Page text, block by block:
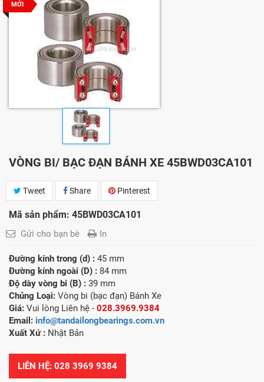
MỚI
VÒNG BI/ BẠC ĐẠN BÁNH XE 45BWD03CA101
Tweet Share Pinterest
Mã sản phẩm: 45BWD03CA101
Gửi cho bạn bè In
Đường kính trong (d) : 45 mm
Đường kính ngoài (D) : 84 mm
Độ dày vòng bi (B) : 39 mm
Chủng Loại: Vòng bi (bạc đạn) Bánh Xe
Giá: Vui lòng Liên hệ - 028.3969.9384
Email: info@tandailongbearings.com.vn
Xuất Xứ : Nhật Bản
LIÊN HỆ: 028 3969 9384